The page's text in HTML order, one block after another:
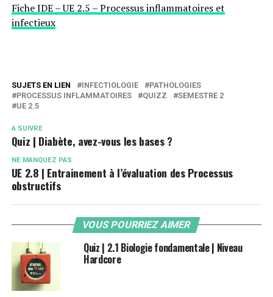
Fiche IDE – UE 2.5 – Processus inflammatoires et
infectieux
SUJETS EN LIEN INFECTIOLOGIE
PATHOLOGIES
PROCESSUS INFLAMMATOIRES
QUIZZ
SEMESTRE 2
UE 2.5
A SUIVRE
Quiz | Diabète, avez-vous les bases ?
NE MANQUEZ PAS
UE 2.8 | Entrainement à l’évaluation des Processus
obstructifs
VOUS POURRIEZ AIMER
Quiz | 2.1 Biologie fondamentale | Niveau
Hardcore